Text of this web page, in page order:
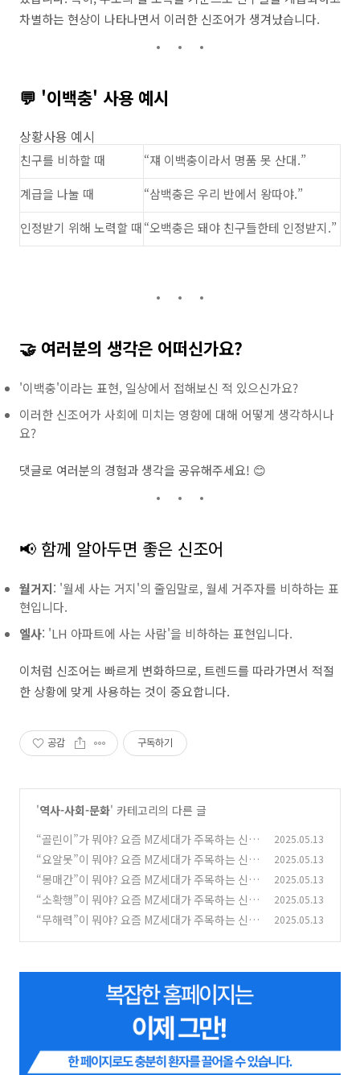
차별하는 현상이 나타나면서 이러한 신조어가 생겨났습니다.
💬 '이백충' 사용 예시
상황사용 예시
친구를 비하할 때
“쟤 이백충이라서 명품 못 산대.”
계급을 나눌 때
“삼백충은 우리 반에서 왕따야.”
인정받기 위해 노력할 때“오백충은 돼야 친구들한테 인정받지.”
🤝 여러분의 생각은 어떠신가요?
'이백충'이라는 표현, 일상에서 접해보신 적 있으신가요?
이러한 신조어가 사회에 미치는 영향에 대해 어떻게 생각하시나
요?
댓글로 여러분의 경험과 생각을 공유해주세요! 😊
📢 함께 알아두면 좋은 신조어
월거지: '월세 사는 거지'의 줄임말로, 월세 거주자를 비하하는 표
현입니다.
엘사: 'LH 아파트에 사는 사람'을 비하하는 표현입니다.
이처럼 신조어는 빠르게 변화하므로, 트렌드를 따라가면서 적절
한 상황에 맞게 사용하는 것이 중요합니다.
공감 구독하기
'역사-사회-문화' 카테고리의 다른 글
“골린이”가 뭐야? 요즘 MZ세대가 주목하는 신조
어의 의미는? (골린이 뜻, 골린이란?)
(0)
2025.05.13
“요알못”이 뭐야? 요즘 MZ세대가 주목하는 신조
어의 의미는? (요알못 뜻, 요알못 이란?) (0)
2025.05.13
“몽매간”이 뭐야? 요즘 MZ세대가 주목하는 신조
어의 의미는? (몽매간 뜻, 몽매간이란?)
(3)
2025.05.13
“소확행”이 뭐야? 요즘 MZ세대가 주목하는 신조
어의 의미는? (소확행 뜻, 소확행이란?)
(0)
2025.05.13
“무해력”이 뭐야? 요즘 MZ세대가 주목하는 신조
2025.05.13